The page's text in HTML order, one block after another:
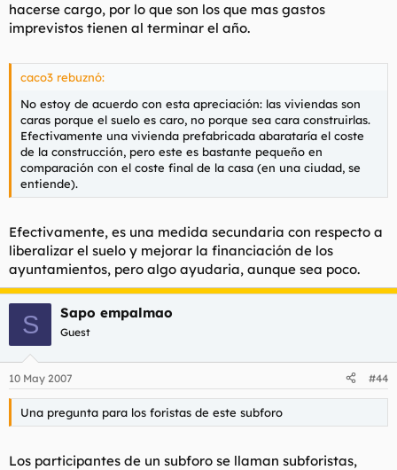
hacerse cargo, por lo que son los que mas gastos
imprevistos tienen al terminar el año.
caco3 rebuznó:
No estoy de acuerdo con esta apreciación: las viviendas son
caras porque el suelo es caro, no porque sea cara construirlas.
Efectivamente una vivienda prefabricada abarataría el coste
de la construcción, pero este es bastante pequeño en
comparación con el coste final de la casa (en una ciudad, se
entiende).
Efectivamente, es una medida secundaria con respecto a
liberalizar el suelo y mejorar la financiación de los
ayuntamientos, pero algo ayudaria, aunque sea poco.
S Sapo empalmao
Guest
10 May 2007 #44
Una pregunta para los foristas de este subforo
Los participantes de un subforo se llaman subforistas,